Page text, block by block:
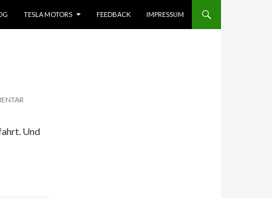
TESLA MOTORS FEEDBACK IMPRESSUM
Und